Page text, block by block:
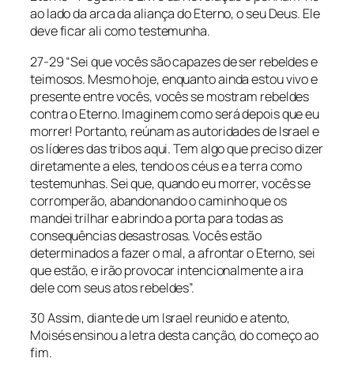
ao lado da arca da aliança do Eterno, o seu Deus. Ele
deve ficar ali como testemunha.
27-29 “Sei que vocês são capazes de ser rebeldes e
teimosos. Mesmo hoje, enquanto ainda estou vivo e
presente entre vocês, vocês se mostram rebeldes
contra o Eterno. Imaginem como será depois que eu
morrer! Portanto, reúnam as autoridades de Israel e
os líderes das tribos aqui. Tem algo que preciso dizer
diretamente a eles, tendo os céus e a terra como
testemunhas. Sei que, quando eu morrer, vocês se
corromperão, abandonando o caminho que os
mandei trilhar e abrindo a porta para todas as
consequências desastrosas. Vocês estão
determinados a fazer o mal, a afrontar o Eterno, sei
que estão, e irão provocar intencionalmente a ira
dele com seus atos rebeldes”.
30 Assim, diante de um Israel reunido e atento,
Moisés ensinou a letra desta canção, do começo ao
fim.